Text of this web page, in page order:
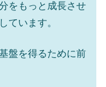
をもっと成長させ
ています。
盤を得るために前